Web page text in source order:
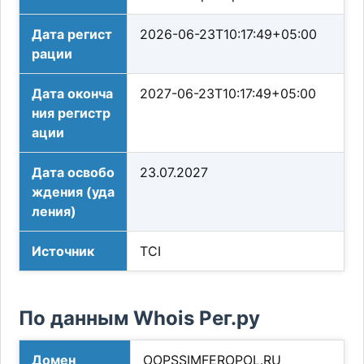
Дата регист
рации
2026-06-23T10:17:49+05:00
Дата оконча
ния регистр
ации
2027-06-23T10:17:49+05:00
Дата освобо
ждения (уда
ления)
23.07.2027
Источник TCI
По данным Whois Рег.ру
Домен OOPSSIMFEROPOL.RU